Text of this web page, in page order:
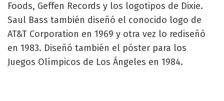
Foods, Geffen Records y los logotipos de Dixie.
Saul Bass también diseñó el conocido logo de
AT&T Corporation en 1969 y otra vez lo rediseñó
en 1983. Diseñó también el póster para los
Juegos Olímpicos de Los Ángeles en 1984.